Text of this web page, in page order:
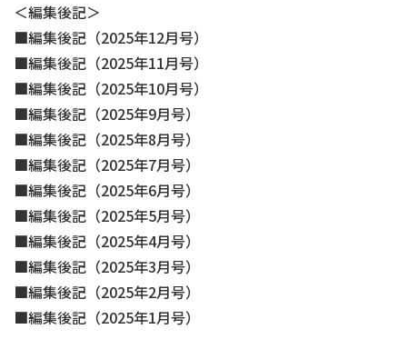
＜編集後記＞
編集後記（2025年12月号）
編集後記（2025年11月号）
編集後記（2025年10月号）
編集後記（2025年9月号）
編集後記（2025年8月号）
編集後記（2025年7月号）
編集後記（2025年6月号）
編集後記（2025年5月号）
編集後記（2025年4月号）
編集後記（2025年3月号）
編集後記（2025年2月号）
編集後記（2025年1月号）